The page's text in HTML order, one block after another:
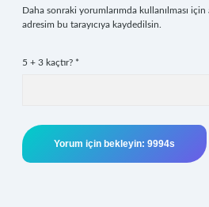
Daha sonraki yorumlarımda kullanılması
adresim bu tarayıcıya kaydedilsin.
5 + 3 kaçtır? *